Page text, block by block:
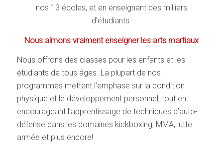
nos 13 écoles, et en enseignant des milliers
d’étudiants:
Nous aimons vraimentenseigner les arts martiaux
Nous offrons des classes pour les enfants et les
étudiants de tous âges. La plupart de nos
programmes mettent l’emphase sur la condition
physique et le développement personnel, tout en
encourageant l’apprentissage de techniques d’auto-
défense dans les domaines kickboxing, MMA, lutte
armée et plus encore!